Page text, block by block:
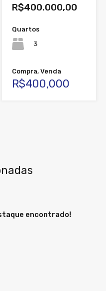
R$400.000,00
Quartos
3
Compra, Venda
R$400,000
encontrado!